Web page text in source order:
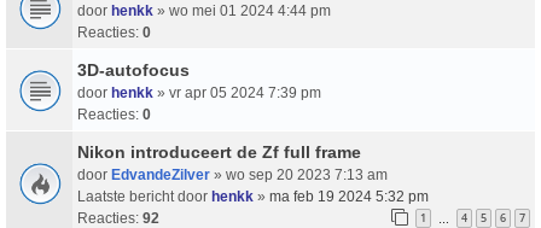
door henkk » wo mei 01 2024 4:44 pm
Reacties: 0
3D-autofocus
door henkk » vr apr 05 2024 7:39 pm
Reacties: 0
Nikon introduceert de Zf full frame
door EdvandeZilver » wo sep 20 2023 7:13 am
Laatste bericht door henkk » ma feb 19 2024 5:32 pm
Reacties: 92 1 … 4 5 6 7